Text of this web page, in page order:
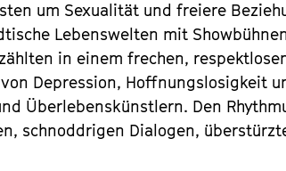
um Sexualität und freiere
Lebenswelten mit
in einem frechen,
Depression, Hoffnungslosigkeit
Überlebenskünstlern. Den
schnoddrigen Dialogen,